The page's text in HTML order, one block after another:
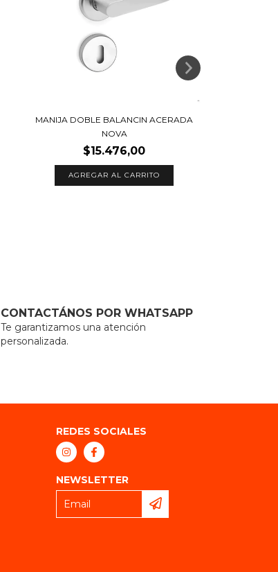
MANIJA DOBLE BALANCIN ACERADA
NOVA
$15.476,00
CONTACTÁNOS POR WHATSAPP
Te garantizamos una atención
personalizada.
REDES SOCIALES
NEWSLETTER